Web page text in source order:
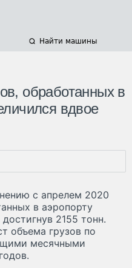
Найти машины
обработанных в
вдвое
с апрелем 2020
в аэропорту
2155 тонн.
объема грузов по
месячными